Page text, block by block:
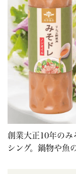
創業大正10年のみ
シング。鍋物や魚